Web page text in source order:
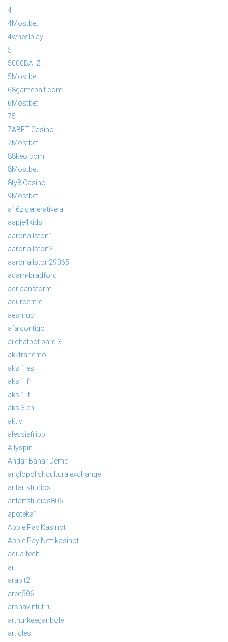
4
4Mostbet
4wheelplay
5
5000BA_Z
5Mostbet
68gamebait.com
6Mostbet
75
7ABET Casino
7Mostbet
88keo.com
8Mostbet
8ty8 Casino
9Mostbet
a16z generative ai
aapje4kids
aaronallston1
aaronallston2
aaronallston29065
adam-bradford
adriaanstorm
adurcentre
aesmuc
afalcontigo
ai chatbot bard 3
akktranemo
aks 1 es
aks 1 fr
aks 1 it
aks 3 en
aktivi
alessiafilippi
Allyspin
Andar Bahar Demo
anglopolishculturalexchange
antartstudios
antartstudios806
apoteka1
Apple Pay Kasinot
Apple Pay Nettikasinot
aqua-tech
ar
arab t2
arec506
arshavintut.ru
arthurkeeganbole
articles